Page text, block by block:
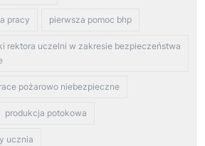
pracy pierwsza pomoc bhp
rektora uczelni w zakresie bezpieczeństwa
pożarowo niebezpieczne
produkcja potokowa
ucznia